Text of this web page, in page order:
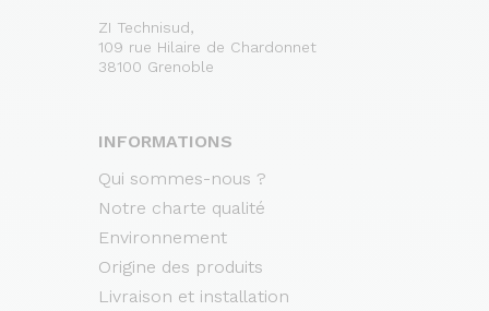
ZI Technisud,
109 rue Hilaire de Chardonnet
38100 Grenoble
INFORMATIONS
Qui sommes-nous ?
Notre charte qualité
Environnement
Origine des produits
Livraison et installation